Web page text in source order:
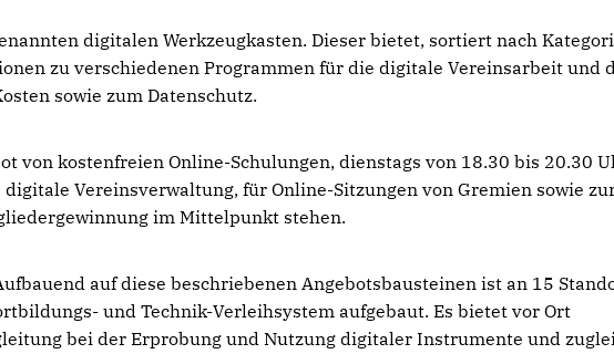
digitalen Werkzeugkasten. Dieser bietet, sortiert nach
zu verschiedenen Programmen für die digitale Vereinsarbeit und
sowie zum Datenschutz.
von kostenfreien Online-Schulungen, dienstags von 18.30 bis 20.30
Vereinsverwaltung, für Online-Sitzungen von Gremien sowie
im Mittelpunkt stehen.
auf diese beschriebenen Angebotsbausteinen ist an 15
und Technik-Verleihsystem aufgebaut. Es bietet vor Ort
bei der Erprobung und Nutzung digitaler Instrumente und